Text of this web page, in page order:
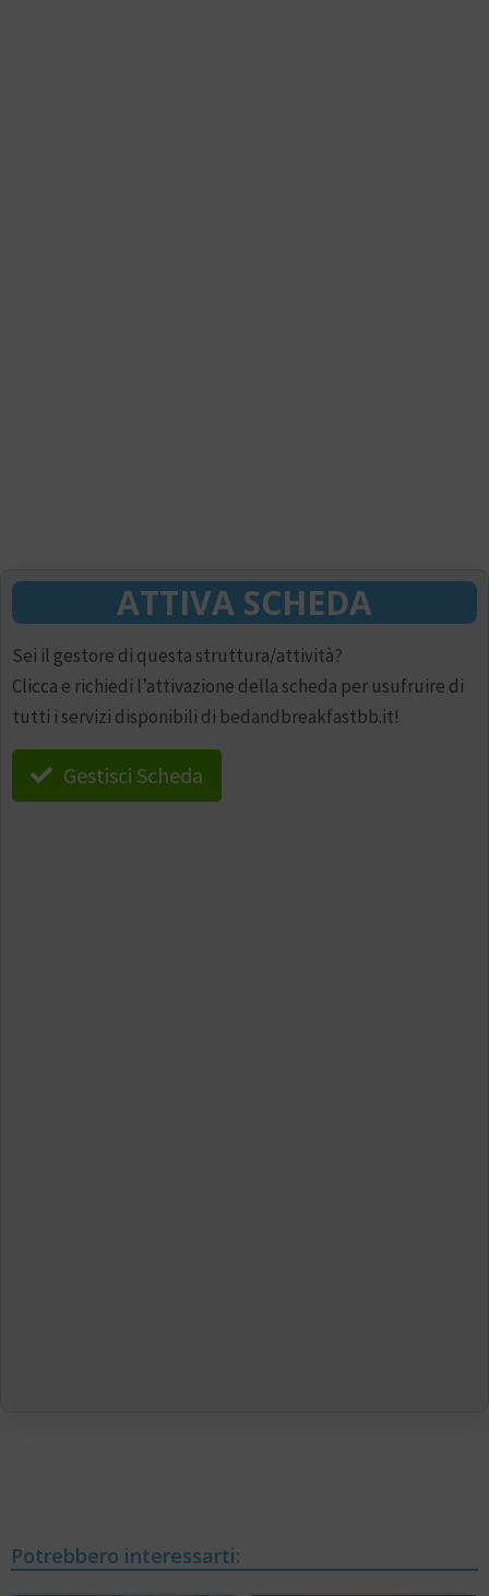
ATTIVA SCHEDA
Sei il gestore di questa struttura/attività?
Clicca e richiedi l’attivazione della scheda per usufruire di
tutti i servizi disponibili di bedandbreakfastbb.it!
Gestisci Scheda
Potrebbero interessarti: